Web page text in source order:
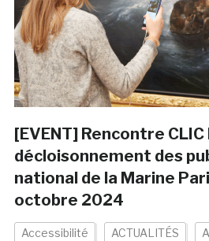
[EVENT] Rencontre
décloisonnement des
national de la Marine
octobre 2024
Accessibilité ACTUALITÉS